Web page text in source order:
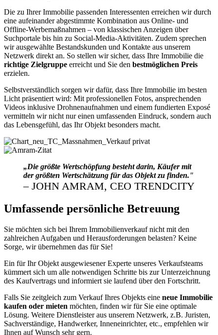
Die zu Ihrer Immobilie passenden Interessenten erreichen wir durch
eine aufeinander abgestimmte Kombination aus Online- und
Offline-Werbemaßnahmen – von klassischen Anzeigen über
Suchportale bis hin zu Social-Media-Aktivitäten. Zudem sprechen
wir ausgewählte Bestandskunden und Kontakte aus unserem
Netzwerk direkt an. So stellen wir sicher, dass Ihre Immobilie die
richtige Zielgruppe erreicht und Sie den bestmöglichen Preis
erzielen.
Selbstverständlich sorgen wir dafür, dass Ihre Immobilie im besten
Licht präsentiert wird: Mit professionellen Fotos, ansprechenden
Videos inklusive Drohnenaufnahmen und einem fundierten Exposé
vermitteln wir nicht nur einen umfassenden Eindruck, sondern auch
das Lebensgefühl, das Ihr Objekt besonders macht.
„Die größte Wertschöpfung besteht darin, Käufer mit
der größten Wertschätzung fürdas Objekt zu finden."
– JOHN AMRAM, CEO TRENDCITY
Umfassende persönliche Betreuung
Sie möchten sich bei Ihrem Immobilienverkauf nicht mit den
zahlreichen Aufgaben und Herausforderungen belasten? Keine
Sorge, wir übernehmen das für Sie!
Ein für Ihr Objekt ausgewiesener Experte unseres Verkaufsteams
kümmert sich um alle notwendigen Schritte bis zur Unterzeichnung
des Kaufvertrags und informiert sie laufend über den Fortschritt.
Falls Sie zeitgleich zum Verkauf Ihres Objekts eine neue Immobilie
kaufen oder mieten möchten, finden wir für Sie eine optimale
Lösung. Weitere Dienstleister aus unserem Netzwerk, z.B. Juristen,
Sachverständige, Handwerker, Inneneinrichter, etc., empfehlen wir
Ihnen auf Wunsch sehr gern.